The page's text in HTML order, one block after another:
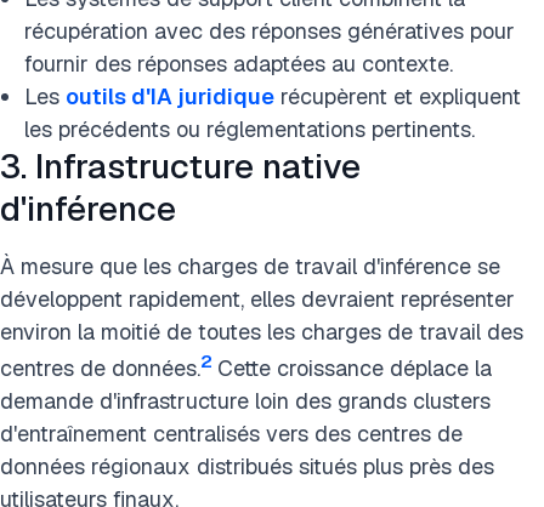
récupération avec des réponses génératives pour
fournir des réponses adaptées au contexte.
Les outils d'IA juridique récupèrent et expliquent
les précédents ou réglementations pertinents.
3. Infrastructure native
d'inférence
À mesure que les charges de travail d'inférence se
développent rapidement, elles devraient représenter
environ la moitié de toutes les charges de travail des
centres de données.2 Cette croissance déplace la
demande d'infrastructure loin des grands clusters
d'entraînement centralisés vers des centres de
données régionaux distribués situés plus près des
utilisateurs finaux.